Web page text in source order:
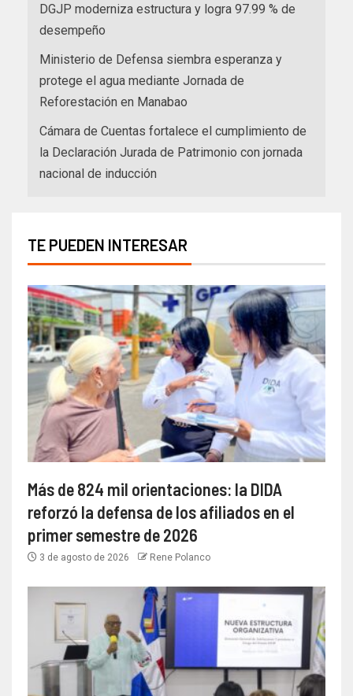
DGJP moderniza estructura y logra 97.99 % de
desempeño
Ministerio de Defensa siembra esperanza y
protege el agua mediante Jornada de
Reforestación en Manabao
Cámara de Cuentas fortalece el cumplimiento de
la Declaración Jurada de Patrimonio con jornada
nacional de inducción
TE PUEDEN INTERESAR
Más de 824 mil orientaciones: la DIDA
reforzó la defensa de los afiliados en el
primer semestre de 2026
3 de agosto de 2026 Rene Polanco